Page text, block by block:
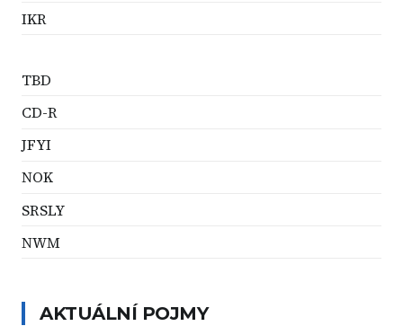
IKR
TBD
CD-R
JFYI
NOK
SRSLY
NWM
AKTUÁLNÍ POJMY